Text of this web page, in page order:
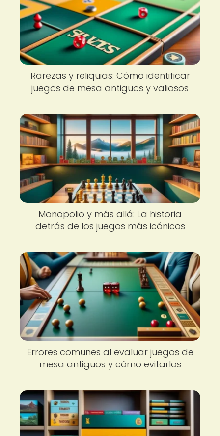
Rarezas y reliquias: Cómo identificar
juegos de mesa antiguos y valiosos
Monopolio y más allá: La historia
detrás de los juegos más icónicos
Errores comunes al evaluar juegos de
mesa antiguos y cómo evitarlos